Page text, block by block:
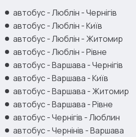
автобус - Люблін - Чернігів
автобус - Люблін - Київ
автобус - Люблін - Житомир
автобус - Люблін - Рівне
автобус - Варшава - Чернігів
автобус - Варшава - Київ
автобус - Варшава - Житомир
автобус - Варшава - Рівне
автобус - Чернігів - Люблин
автобус - Чернінів - Варшава